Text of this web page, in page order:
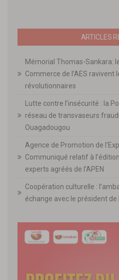
ARTICLES
Mémorial Thomas-Sankara:
Commerce de l’AES ravivent
révolutionnaires
Lutte contre l’insécurité : la
réseau de transvaseurs
Ouagadougou
Agence de Promotion de
Communiqué relatif à
experts agréés de l’APEN
Coopération culturelle :
échange avec le président de